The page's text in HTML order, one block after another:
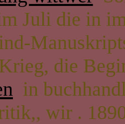
Juli die in
die
in
wir .